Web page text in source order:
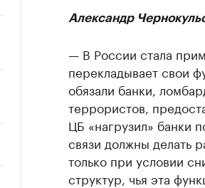
Александр
— В России стала
перекладывает свои
обязали банки,
террористов,
ЦБ «нагрузил» банки
связи должны делать
только при условии
структур, чья эта